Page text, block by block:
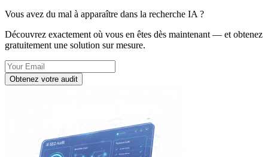
Vous avez du mal à apparaître dans la recherche IA ?
Découvrez exactement où vous en êtes dès maintenant — et obtenez
gratuitement une solution sur mesure.
Obtenez votre audit